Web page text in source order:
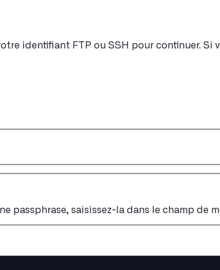
identifiant FTP ou SSH pour continuer. Si
passphrase, saisissez-la dans le champ de